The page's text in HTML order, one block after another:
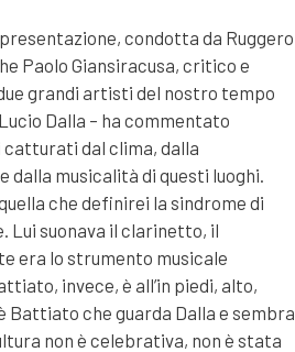
condotta da Ruggero
Paolo Giansiracusa, critico e
grandi artisti del nostro tempo
Dalla – ha commentato
catturati dal clima, dalla
dalla musicalità di questi luoghi.
che definirei la sindrome di
Lui suonava il clarinetto, il
era lo strumento musicale
invece, è all’in piedi, alto,
Battiato che guarda Dalla e sembra
non è celebrativa, non è stata